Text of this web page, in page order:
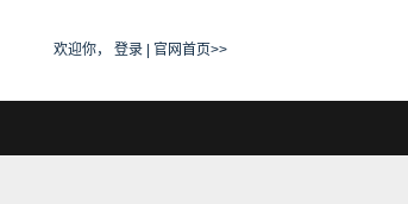
欢迎你， 登录 官网首页>>